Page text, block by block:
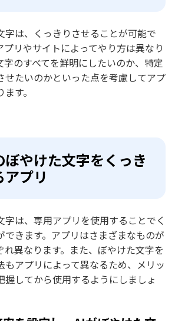
字は、くっきりさせることが可能で
プリやサイトによってやり方は異なり
字のすべてを鮮明にしたいのか、特定
せたいのかといった点を考慮してアプ
す。
ぼやけた文字をくっき
アプリ
字は、専用アプリを使用することでく
できます。アプリはさまざまなものが
れ異なります。また、ぼやけた文字を
もアプリによって異なるため、メリッ
握してから使用するようにしましょ